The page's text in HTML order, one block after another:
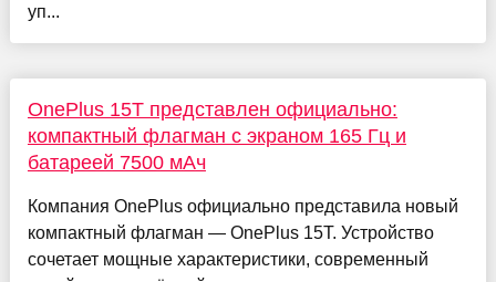
уп...
OnePlus 15T представлен официально:
компактный флагман с экраном 165 Гц и
батареей 7500 мАч
Компания OnePlus официально представила новый
компактный флагман — OnePlus 15T. Устройство
сочетает мощные характеристики, современный